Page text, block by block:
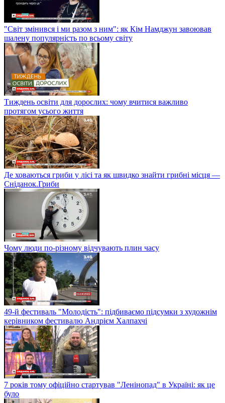
"Світ змінився і ми разом з ним": як Кім Намджун завоював
шалену популярність по всьому світу
Тиждень освіти для дорослих: чому вчитися важливо
протягом усього життя
Де ховаються гриби у лісі та як швидко знайти грибні місця —
Сніданок.Гриби
Чому люди по-різному відчувають плин часу
49-й фестиваль "Молодість": підбиваємо підсумки з художнім
керівником фестивалю Андрієм Халпахчі
7 років тому офіційно стартував "Ленінопад" в Україні: як це
було